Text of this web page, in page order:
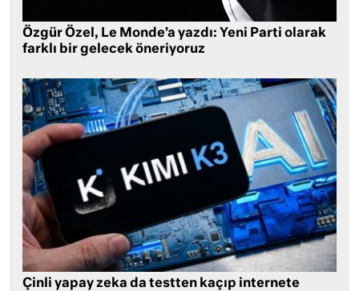
Özgür Özel, Le Monde’a yazdı: Yeni Parti olarak
farklı bir gelecek öneriyoruz
Çinli yapay zeka da testten kaçıp internete